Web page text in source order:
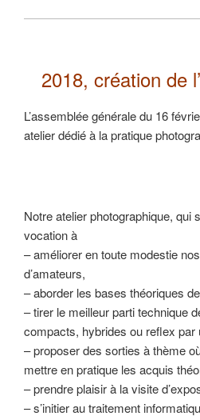
2018, création de
L’assemblée générale du 16
atelier dédié à la pratique
Notre atelier photographique, qui
vocation à
– améliorer en toute modestie
d’amateurs,
– aborder les bases théoriques
– tirer le meilleur parti technique
compacts, hybrides ou reflex par
– proposer des sorties à thème
mettre en pratique les acquis
– prendre plaisir à la visite
– s’initier au traitement